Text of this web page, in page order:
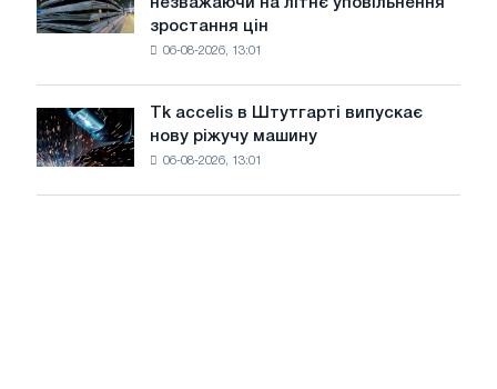
з
року
на
котушку
незважаючи
на
уповільнення
незважаючи на літнє уповільнення
зростання цін
06-08-2026, 13:01
Tk
accelis
в
Tk accelis в Штутгарті випускає
нову ріжучу машину
06-08-2026, 13:01